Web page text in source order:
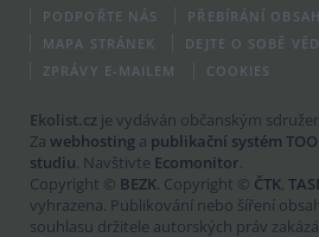
PODPOŘTE NÁS
PŘEBÍRÁNÍ
MAPA STRÁNEK
DEJTE O SOBĚ
ZPRÁVY E-MAILEM
COOKIES
Ekolist.cz je vydáván občanským
Za webhosting a publikační systém
studiu. Navštivte Ecomonitor.
Copyright © BEZK. Copyright © ČTK,
vyhrazena. Publikování nebo šíření
souhlasu držitele autorských práv